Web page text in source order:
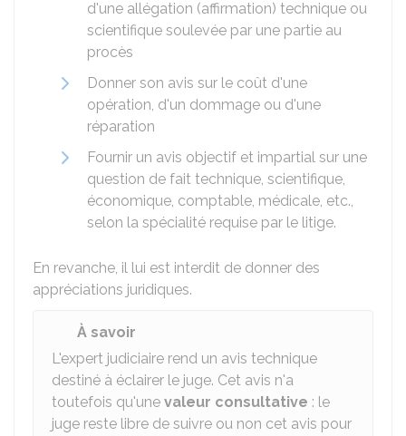
d'une allégation (affirmation) technique ou
scientifique soulevée par une partie au
procès
Donner son avis sur le coût d'une
opération, d'un dommage ou d'une
réparation
Fournir un avis objectif et impartial sur une
question de fait technique, scientifique,
économique, comptable, médicale, etc.,
selon la spécialité requise par le litige.
En revanche, il lui est interdit de donner des
appréciations juridiques.
À savoir
L'expert judiciaire rend un avis technique
destiné à éclairer le juge. Cet avis n'a
toutefois qu'une valeur consultative : le
juge reste libre de suivre ou non cet avis pour